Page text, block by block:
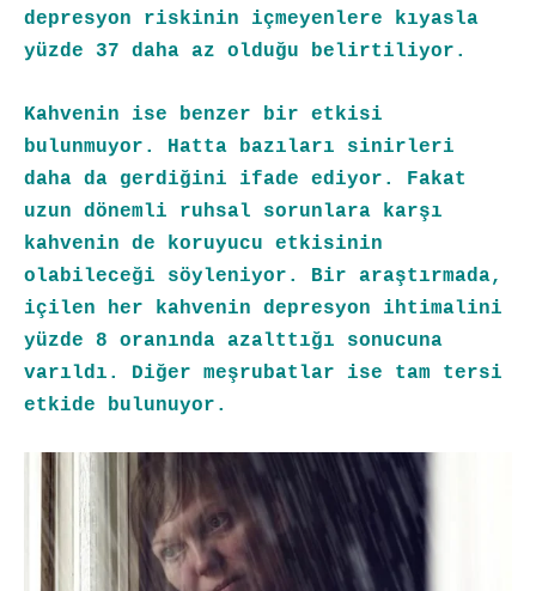
depresyon riskinin içmeyenlere kıyasla
yüzde 37 daha az olduğu belirtiliyor.
Kahvenin ise benzer bir etkisi
bulunmuyor. Hatta bazıları sinirleri
daha da gerdiğini ifade ediyor. Fakat
uzun dönemli ruhsal sorunlara karşı
kahvenin de koruyucu etkisinin
olabileceği söyleniyor. Bir araştırmada,
içilen her kahvenin depresyon ihtimalini
yüzde 8 oranında azalttığı sonucuna
varıldı. Diğer meşrubatlar ise tam tersi
etkide bulunuyor.